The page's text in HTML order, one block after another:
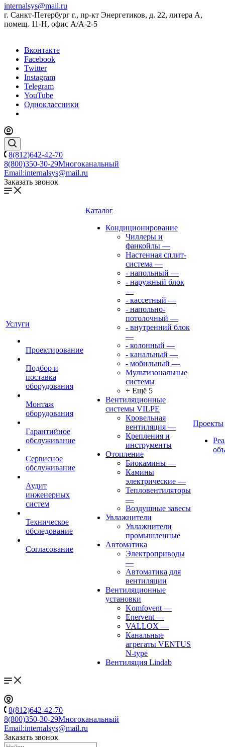
internalsys@mail.ru
г. Санкт-Петербург г., пр-кт Энергетиков, д. 22, литера А,
помещ. 11-Н, офис А/А-2-5
Вконтакте
Facebook
Twitter
Instagram
Telegram
YouTube
Одноклассники
8(812)642-42-70
8(800)350-30-29Многоканальный
Email:internalsys@mail.ru
Заказать звонок
Услуги
Проектирование
Подбор и
поставка
оборудования
Монтаж
оборудования
Гарантийное
обслуживание
Сервисное
обслуживание
Аудит
инженерных
систем
Техническое
обследование
Согласование
Каталог
Кондиционирование
Чиллеры и
фанкойлы —
Настенная сплит-
система —
- напольный —
- наружный блок
—
- кассетный —
- напольно-
потолочный —
- внутренний блок
—
- колонный —
- канальный —
- мобильный —
Мультизональные
системы
+ Ещё 5
Вентиляционные
системы VILPE
Кровельная
вентиляция —
Крепления и
инструменты
Отопление
Биокамины —
Камины
электрические —
Тепловентиляторы
—
Воздушные завесы
Увлажнители
Увлажнители
промышленные
Автоматика
Электроприводы
—
Автоматика для
вентиляции
Вентиляционные
установки
Komfovent —
Enervent —
VALLOX —
Канальные
агрегаты VENTUS
N-type
Вентиляция Lindab
Проекты
8(812)642-42-70
8(800)350-30-29Многоканальный
Email:internalsys@mail.ru
Заказать звонок